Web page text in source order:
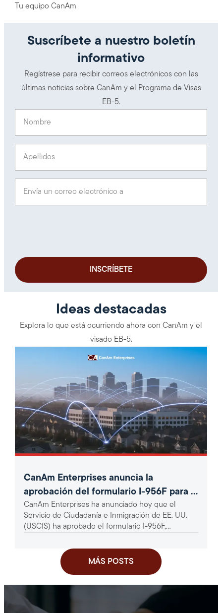
Tu equipo CanAm
Suscríbete a nuestro boletín
informativo
Regístrese para recibir correos electrónicos con las
últimas noticias sobre CanAm y el Programa de Visas
EB-5.
Ideas destacadas
Explora lo que está ocurriendo ahora con CanAm y el
visado EB-5.
CanAm Enterprises anuncia la
aprobación del formulario I-956F para el
proyecto EB-5 «360 Broadband Rural»
CanAm Enterprises ha anunciado hoy que el
Servicio de Ciudadanía e Inmigración de EE. UU.
(USCIS) ha aprobado el formulario I-956F,
MÁS POSTS